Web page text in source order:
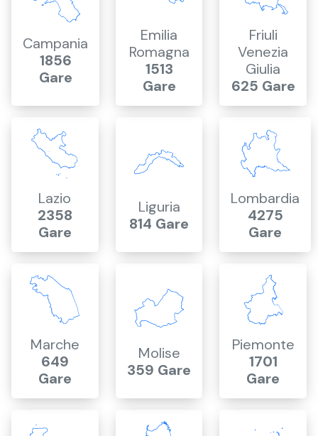
Campania
1856
Gare
Emilia
Romagna
1513
Gare
Friuli
Venezia
Giulia
625 Gare
Lazio
2358
Gare
Liguria
814 Gare
Lombardia
4275
Gare
Marche
649
Gare
Molise
359 Gare
Piemonte
1701
Gare